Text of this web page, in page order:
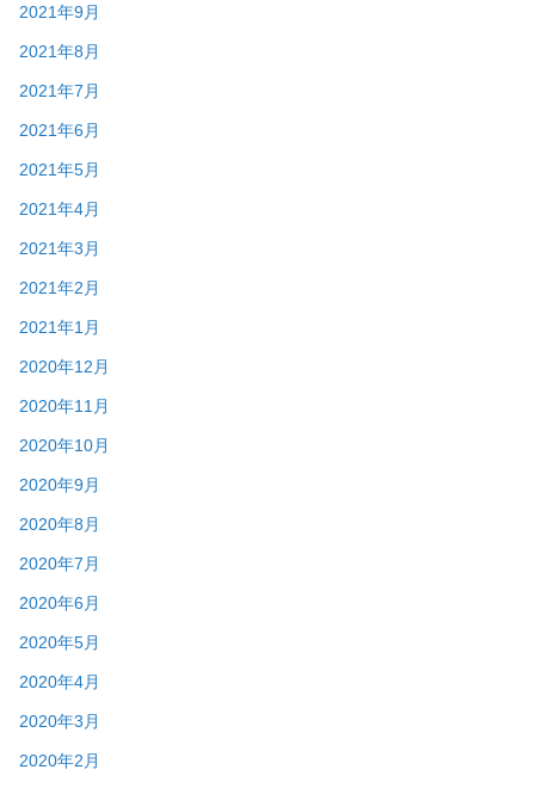
2021年9月
2021年8月
2021年7月
2021年6月
2021年5月
2021年4月
2021年3月
2021年2月
2021年1月
2020年12月
2020年11月
2020年10月
2020年9月
2020年8月
2020年7月
2020年6月
2020年5月
2020年4月
2020年3月
2020年2月